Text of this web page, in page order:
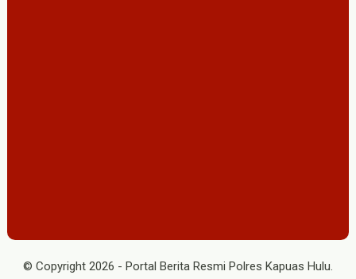
© Copyright 2026 - Portal Berita Resmi Polres Kapuas Hulu.